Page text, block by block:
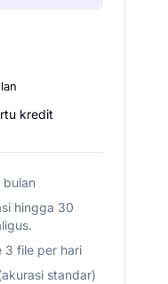
kredit
bulan
hingga 30
3 file per hari
standar)